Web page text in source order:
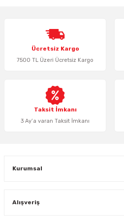
Ürün resmi kalitesiz, bozuk veya
Ürün açıklamasında eksik bilgiler
Ürün bilgilerinde hatalar bulunuyor.
Bu ürüne benzer farklı alternatifler
Ücretsiz Kargo
7500 TL Üzeri Ücretsiz Kargo
Taksit İmkanı
3 Ay’a varan Taksit İmkanı
Kurumsal
Alışveriş